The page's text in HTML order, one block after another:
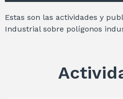
Estas son las actividades y
Industrial sobre polígonos